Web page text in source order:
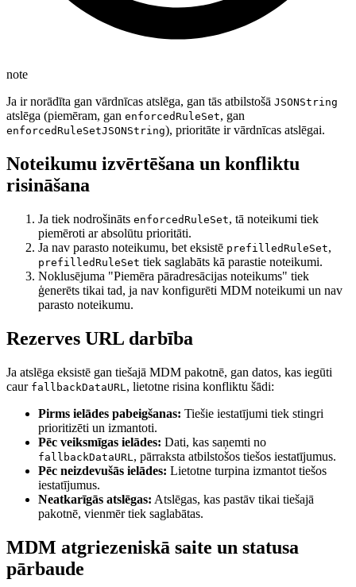
note
Ja ir norādīta gan vārdnīcas atslēga, gan tās atbilstošā JSONString
atslēga (piemēram, gan enforcedRuleSet, gan
enforcedRuleSetJSONString), prioritāte ir vārdnīcas atslēgai.
Noteikumu izvērtēšana un konfliktu
risināšana
Ja tiek nodrošināts enforcedRuleSet, tā noteikumi tiek
piemēroti ar absolūtu prioritāti.
Ja nav parasto noteikumu, bet eksistē prefilledRuleSet,
prefilledRuleSet tiek saglabāts kā parastie noteikumi.
Noklusējuma "Piemēra pāradresācijas noteikums" tiek
ģenerēts tikai tad, ja nav konfigurēti MDM noteikumi un nav
parasto noteikumu.
Rezerves URL darbība
Ja atslēga eksistē gan tiešajā MDM pakotnē, gan datos, kas iegūti
caur fallbackDataURL, lietotne risina konfliktu šādi:
Pirms ielādes pabeigšanas: Tiešie iestatījumi tiek stingri
prioritizēti un izmantoti.
Pēc veiksmīgas ielādes: Dati, kas saņemti no
fallbackDataURL, pārraksta atbilstošos tiešos iestatījumus.
Pēc neizdevušās ielādes: Lietotne turpina izmantot tiešos
iestatījumus.
Neatkarīgās atslēgas: Atslēgas, kas pastāv tikai tiešajā
pakotnē, vienmēr tiek saglabātas.
MDM atgriezeniskā saite un statusa
pārbaude